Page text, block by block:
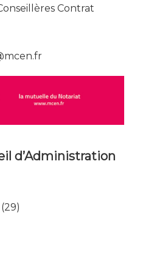
Contrat
d’Administration